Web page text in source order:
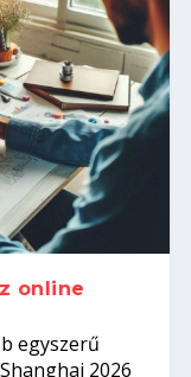
az
a–
dönti el a
online
egyszerű
2026